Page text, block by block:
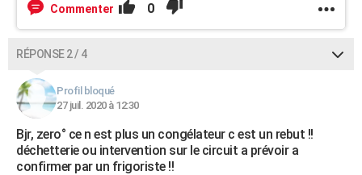
Commenter 0
RÉPONSE 2 / 4
Profil bloqué
27 juil. 2020 à 12:30
Bjr, zero° ce n est plus un congélateur c est un rebut !!
déchetterie ou intervention sur le circuit a prévoir a
confirmer par un frigoriste !!